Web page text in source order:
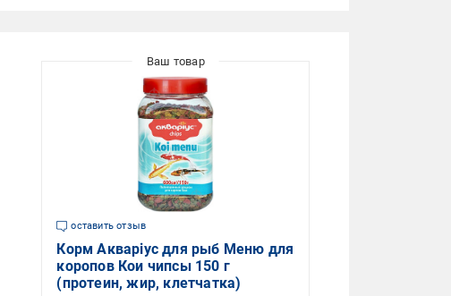
оставить отзыв
Корм Акваріус для рыб Меню для
коропов Кои чипсы 150 г
(протеин, жир, клетчатка)